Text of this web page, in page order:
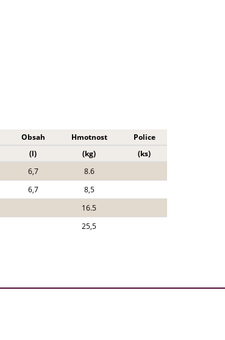
Obsah Hmotnost
Police
(l) (kg)
(ks)
6,7
8.6
6,7
8,5
16.5
25,5